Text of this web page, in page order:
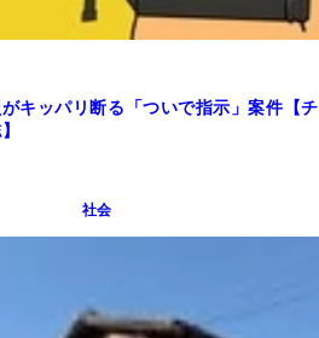
キッパリ断る「ついで指示」案件【チ
社会